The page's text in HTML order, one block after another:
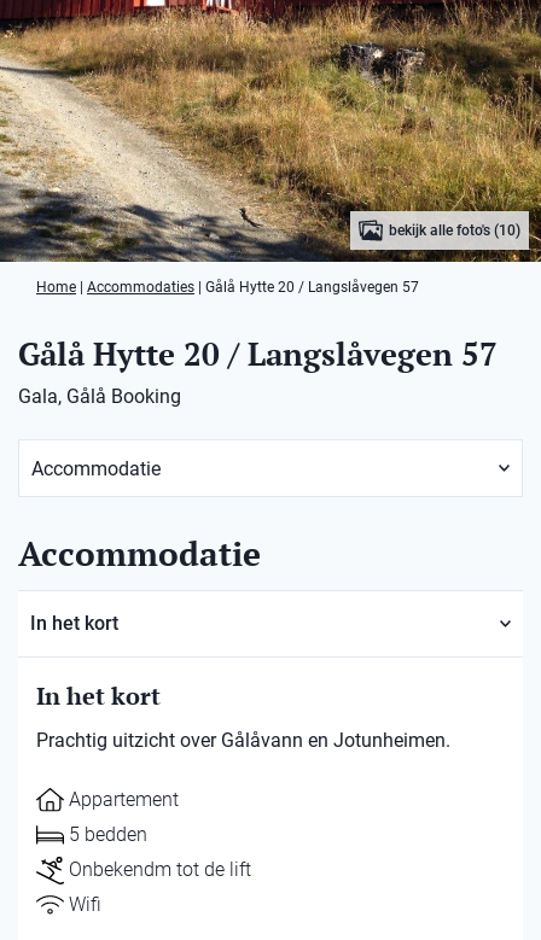
bekijk alle foto's (10)
Home Accommodaties Gålå Hytte 20 / Langslåvegen 57
Gålå Hytte 20 / Langslåvegen 57
Gala, Gålå Booking
Accommodatie
In het kort
In het kort
Prachtig uitzicht over Gålåvann en Jotunheimen.
Appartement
5 bedden
Onbekendm tot de lift
Wifi